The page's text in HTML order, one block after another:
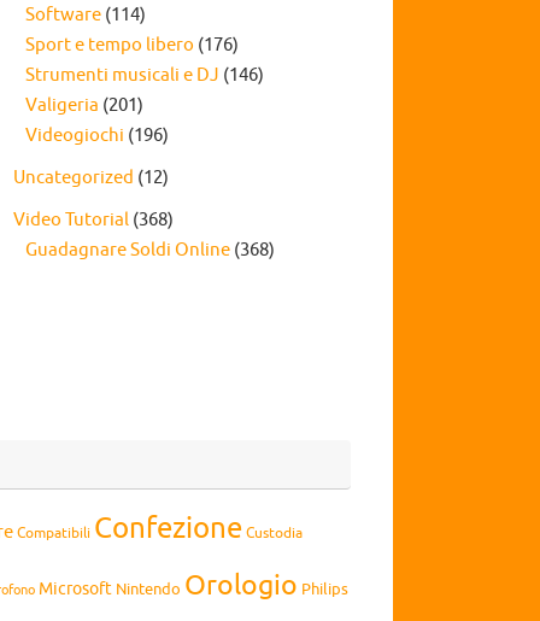
Software (114)
Sport e tempo libero (176)
Strumenti musicali e DJ (146)
Valigeria (201)
Videogiochi (196)
Uncategorized (12)
Video Tutorial (368)
Guadagnare Soldi Online (368)
Compatibili Confezione Custodia
Microsoft Nintendo Orologio Philips